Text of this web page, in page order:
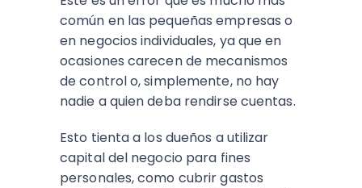
común en las pequeñas empresas o
en negocios individuales, ya que en
ocasiones carecen de mecanismos
de control o, simplemente, no hay
nadie a quien deba rendirse cuentas.
Esto tienta a los dueños a utilizar
capital del negocio para fines
personales, como cubrir gastos